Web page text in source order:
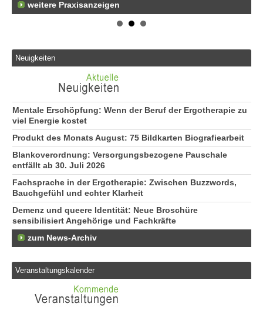
weitere Praxisanzeigen
Neuigkeiten
Mentale Erschöpfung: Wenn der Beruf der Ergotherapie zu
viel Energie kostet
Produkt des Monats August: 75 Bildkarten Biografiearbeit
Blankoverordnung: Versorgungsbezogene Pauschale
entfällt ab 30. Juli 2026
Fachsprache in der Ergotherapie: Zwischen Buzzwords,
Bauchgefühl und echter Klarheit
Demenz und queere Identität: Neue Broschüre
sensibilisiert Angehörige und Fachkräfte
zum News-Archiv
Veranstaltungskalender